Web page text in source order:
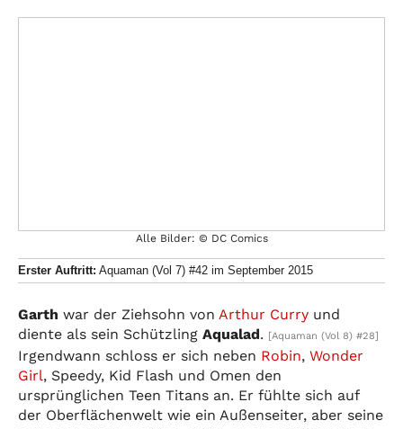
Alle Bilder: © DC Comics
Erster Auftritt: Aquaman (Vol 7) #42 im September 2015
Garth war der Ziehsohn von Arthur Curry und
diente als sein Schützling Aqualad. [Aquaman (Vol 8) #28]
Irgendwann schloss er sich neben Robin, Wonder
Girl, Speedy, Kid Flash und Omen den
ursprünglichen Teen Titans an. Er fühlte sich auf
der Oberflächenwelt wie ein Außenseiter, aber seine